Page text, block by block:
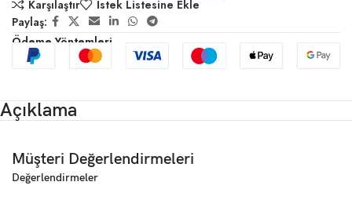
Karşılaştır
İstek Listesine Ekle
Paylaş:
Ödeme Yöntemleri
Açıklama
Müşteri Değerlendirmeleri
Değerlendirmeler